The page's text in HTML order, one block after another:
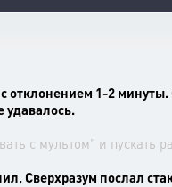
отклонением 1-2
удавалось.
с мультом" и пускать
Сверхразум послал